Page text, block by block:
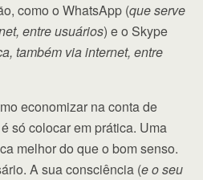
como o WhatsApp (que serve
entre usuários) e o Skype
também via internet, entre
economizar na conta de
só colocar em prática. Uma
melhor do que o bom senso.
A sua consciência (e o seu